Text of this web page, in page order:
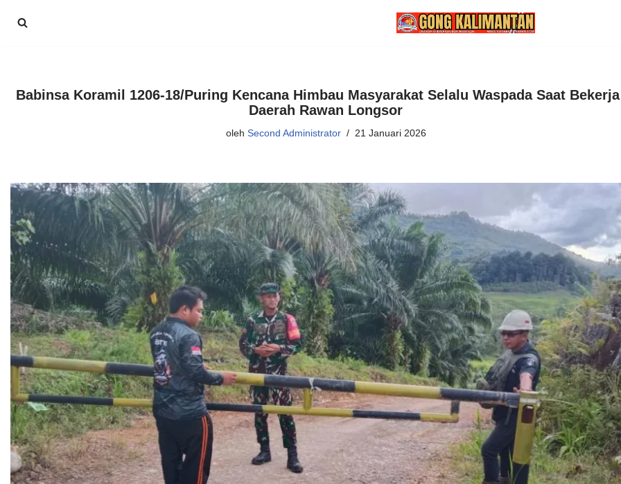
Babinsa Koramil 1206-18/Puring Kencana Himbau Masyarakat Selalu Waspada Saat
Daerah Rawan Longsor
oleh Second Administrator 21 Januari 2026